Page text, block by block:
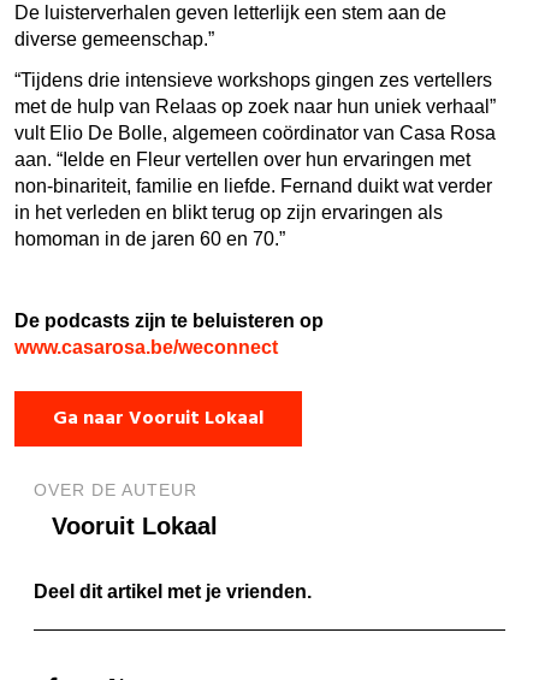
De luisterverhalen geven letterlijk een stem aan de
diverse gemeenschap.”
“Tijdens drie intensieve workshops gingen zes vertellers
met de hulp van Relaas op zoek naar hun uniek verhaal”
vult Elio De Bolle, algemeen coördinator van Casa Rosa
aan. “Ielde en Fleur vertellen over hun ervaringen met
non-binariteit, familie en liefde. Fernand duikt wat verder
in het verleden en blikt terug op zijn ervaringen als
homoman in de jaren 60 en 70.”
De podcasts zijn te beluisteren op
www.casarosa.be/weconnect
Ga naar Vooruit Lokaal
OVER DE AUTEUR
Vooruit Lokaal
Deel dit artikel met je vrienden.